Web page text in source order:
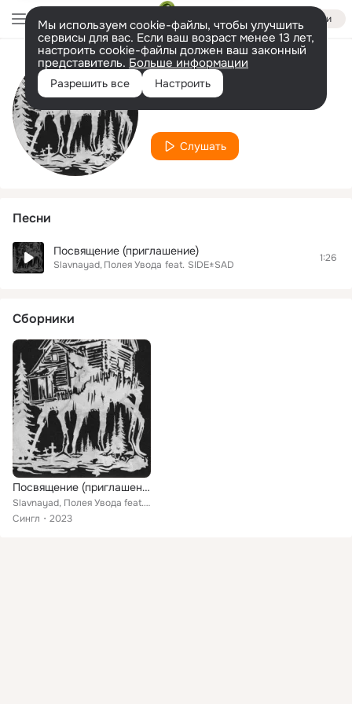
Войти
Мы используем cookie-файлы, чтобы улучшить
сервисы для вас. Если ваш возраст менее 13 лет,
настроить cookie-файлы должен ваш законный
представитель. Больше информации
Разрешить все Настроить
Исполнитель
SIDE±SAD
Слушать
Песни
Посвящение (приглашение)
Slavnayad Полея Увода feat. SIDE±SAD
1:26
Сборники
Посвящение (приглашение)
Slavnayad, Полея Увода feat. SIDE±SAD
Сингл
2023